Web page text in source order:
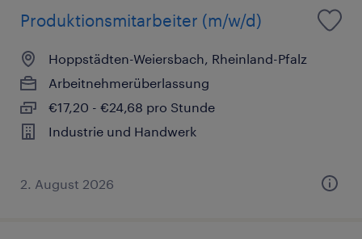
Produktionsmitarbeiter (m/w/d)
Hoppstädten-Weiersbach, Rheinland-Pfalz
Arbeitnehmerüberlassung
€17,20 - €24,68 pro Stunde
Industrie und Handwerk
2. August 2026